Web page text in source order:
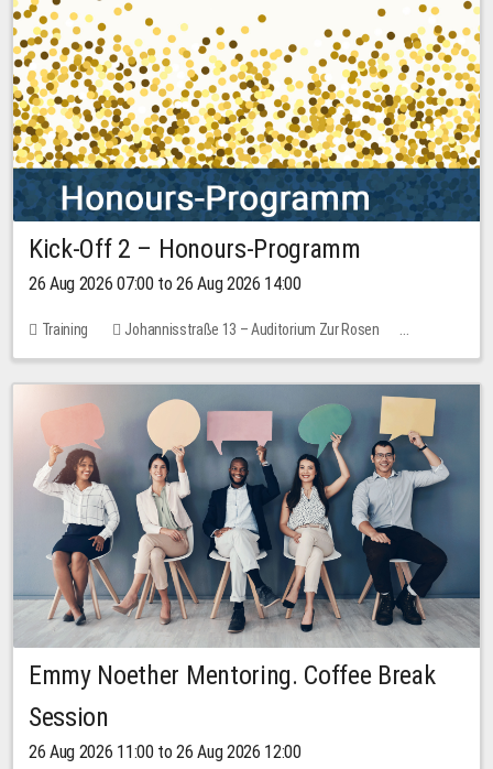
Kick-Off 2 – Honours-Programm
26 Aug 2026 07:00 to 26 Aug 2026 14:00
Training
Johannisstraße 13 – Auditorium Zur Rosen
No free places
Emmy Noether Mentoring. Coffee Break
Session
26 Aug 2026 11:00 to 26 Aug 2026 12:00